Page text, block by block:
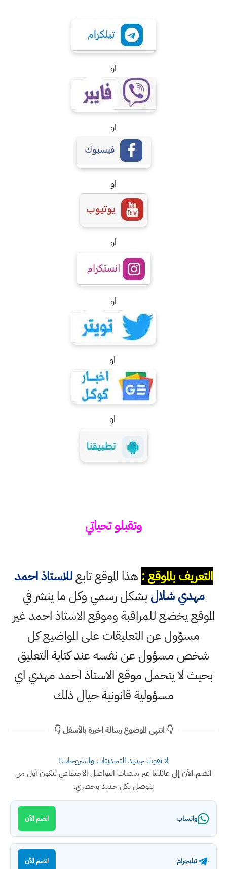
او
او
او
او
او
او
او
وتقبلو تحياتي
التعريف بالموقع : هذا الموقع تابعللاستاذ احمد
مهدي شلال بشكل رسمي وكل ما ينشر في
الموقع يخضع للمراقبة وموقع الاستاذ احمد غير
مسؤول عن التعليقات على المواضيع كل
شخص مسؤول عن نفسه عند كتابة التعليق
بحيث لا يتحمل موقع الاستاذ احمد مهدي اي
مسؤولية قانونية حيال ذلك
👇 انتهى الموضوع رسالة اخيرة بالأسفل 👇
لا تفوت جديد التحديثات والشروحات!
انضم الآن إلى عائلتنا عبر منصات التواصل الاجتماعي لتكون أول من
يتوصل بكل جديد وحصري.
واتساب انضم الآن
تيليجرام انضم الآن